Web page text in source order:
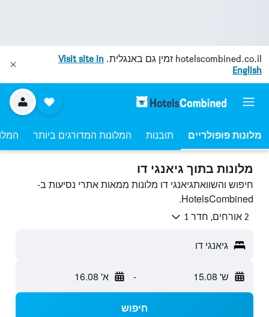
hotelscombined.co.il זמין גם באנגלית. Visit site in
English
מלונות פופולריים תובנות המלונות המדורגים ביותר
מלונות בתוך גיאנגי דו
חיפוש והשוואתגיאנגי דו מלונות ממאות אתרי נסיעות ב-
HotelsCombined.
2 אורחים, חדר 1
גיאנגי דו
ש' 15.08 - א' 16.08
חיפוש